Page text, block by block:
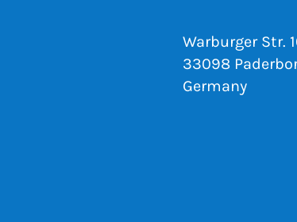
Warburger Str.
33098
Germany